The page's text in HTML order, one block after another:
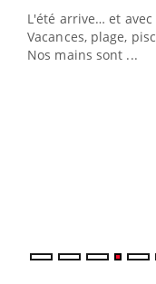
L'été arrive… et
Vacances, plage,
Nos mains sont ...